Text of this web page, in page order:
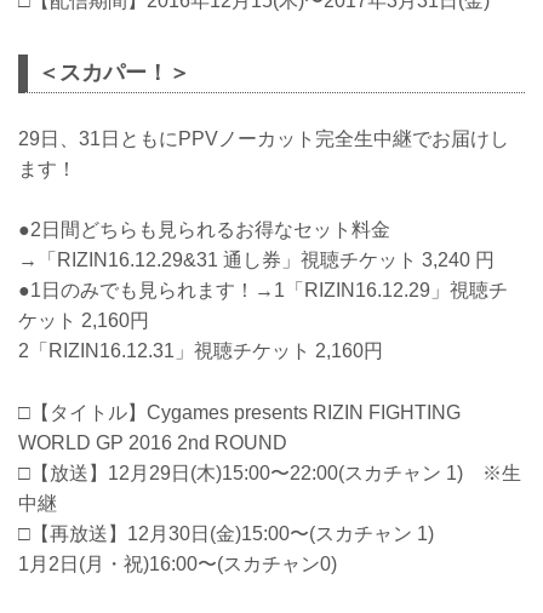
＜スカパー！＞
29日、31日ともにPPVノーカット完全生中継でお届けし
ます！
●2日間どちらも見られるお得なセット料金
→「RIZIN16.12.29&31 通し券」視聴チケット 3,240 円
●1日のみでも見られます！→1「RIZIN16.12.29」視聴チ
ケット 2,160円
2「RIZIN16.12.31」視聴チケット 2,160円
□【タイトル】Cygames presents RIZIN FIGHTING
WORLD GP 2016 2nd ROUND
□【放送】12月29日(木)15:00〜22:00(スカチャン 1) ※生
中継
□【再放送】12月30日(金)15:00〜(スカチャン 1)
1月2日(月・祝)16:00〜(スカチャン0)